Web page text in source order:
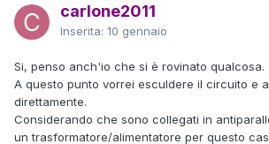
carlone2011
Inserita: 10 gennaio
Si, penso anch'io che si è rovinato qualcosa.
A questo punto vorrei esculdere il circuito e
direttamente.
Considerando che sono collegati in
un trasformatore/alimentatore per questo